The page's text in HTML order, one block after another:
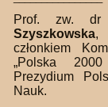
Prof. zw.
Szyszkowska,
członkiem
„Polska
Prezydium
Nauk.